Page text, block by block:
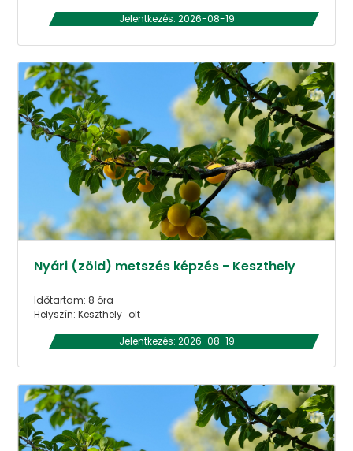
Jelentkezés: 2026-08-19
Nyári (zöld) metszés képzés - Keszthely
Időtartam: 8 óra
Helyszín: Keszthely_olt
Jelentkezés: 2026-08-19